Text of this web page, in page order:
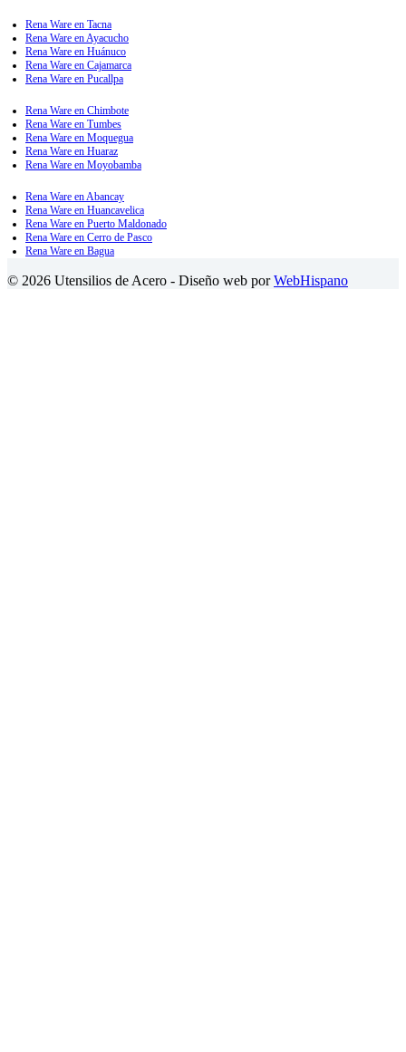
Rena Ware en Tacna
Rena Ware en Ayacucho
Rena Ware en Huánuco
Rena Ware en Cajamarca
Rena Ware en Pucallpa
Rena Ware en Chimbote
Rena Ware en Tumbes
Rena Ware en Moquegua
Rena Ware en Huaraz
Rena Ware en Moyobamba
Rena Ware en Abancay
Rena Ware en Huancavelica
Rena Ware en Puerto Maldonado
Rena Ware en Cerro de Pasco
Rena Ware en Bagua
© 2026 Utensilios de Acero - Diseño web porWebHispano